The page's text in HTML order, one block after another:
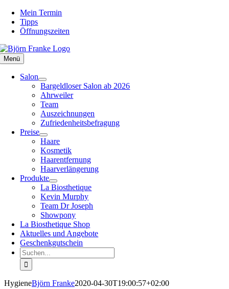
Zum
Inhalt
springen
Mein Termin
Tipps
Öffnungszeiten
Menü
Salon
Bargeldloser Salon ab 2026
Ahrweiler
Team
Auszeichnungen
Zufriedenheitsbefragung
Preise
Haare
Kosmetik
Haarentfernung
Haarverlängerung
Produkte
La Biosthetique
Kevin Murphy
Team Dr Joseph
Showpony
La Biosthetique Shop
Aktuelles und Angebote
Geschenkgutschein
Suche
nach:
HygieneBjörn Franke2020-04-30T19:00:57+02:00